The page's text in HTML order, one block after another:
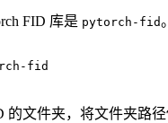
FID 库是 pytorch-fid
fid
文件夹，将文件夹路径